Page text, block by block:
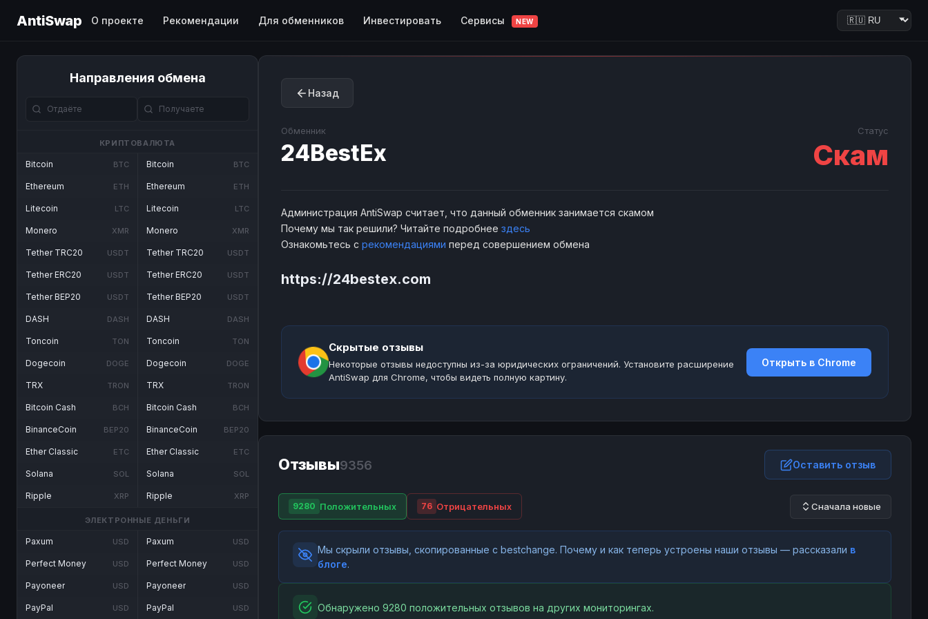
AntiSwap О проекте Рекомендации Для обменников Инвестировать Сервисы NEW
Направления обмена
КРИПТОВАЛЮТА
Bitcoin BTC
Ethereum ETH
Litecoin LTC
Monero XMR
Tether TRC20 USDT
Tether ERC20 USDT
Tether BEP20 USDT
DASH DASH
Toncoin TON
Dogecoin DOGE
TRX TRON
Bitcoin Cash BCH
BinanceCoin BEP20
Ether Classic ETC
Solana SOL
Ripple XRP
Bitcoin BTC
Ethereum ETH
Litecoin LTC
Monero XMR
Tether TRC20 USDT
Tether ERC20 USDT
Tether BEP20 USDT
DASH DASH
Toncoin TON
Dogecoin DOGE
TRX TRON
Bitcoin Cash BCH
BinanceCoin BEP20
Ether Classic ETC
Solana SOL
Ripple XRP
ЭЛЕКТРОННЫЕ ДЕНЬГИ
Paxum USD
Perfect Money USD
Payoneer USD
PayPal USD
Paxum USD
Perfect Money USD
Payoneer USD
PayPal USD
Назад
Обменник
24BestEx
Статус
Скам
Администрация AntiSwap считает, что данный обменник занимается скамом
Почему мы так решили? Читайте подробнее здесь
Ознакомьтесь с рекомендациями перед совершением обмена
https://24bestex.com
Скрытые отзывы
Некоторые отзывы недоступны из-за юридических ограничений. Установите расширение
AntiSwap для Chrome, чтобы видеть полную картину.
Открыть в Chrome
Отзывы9356 Оставить отзыв
9280 Положительных 76 Отрицательных Сначала новые
Мы скрыли отзывы, скопированные с bestchange. Почему и как теперь устроены наши отзывы — рассказали в
блоге.
Обнаружено 9280 положительных отзывов на других мониторингах.